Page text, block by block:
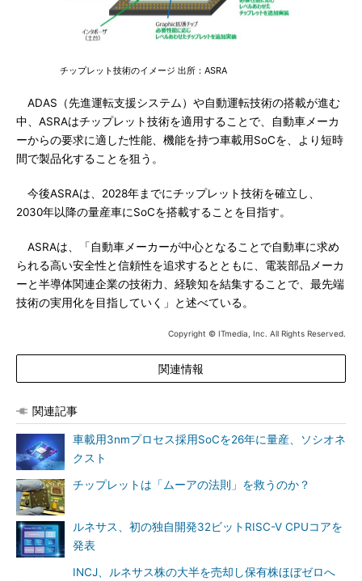
チップレット技術のイメージ 出所：ASRA
ADAS（先進運転支援システム）や自動運転技術の搭載が進む
中、ASRAはチップレット技術を適用することで、自動車メーカ
ーからの要求に適した性能、機能を持つ車載用SoCを、より短時
間で製品化することを狙う。
今後ASRAは、2028年までにチップレット技術を確立し、
2030年以降の量産車にSoCを搭載することを目指す。
ASRAは、「自動車メーカーが中心となることで自動車に求め
られる高い安全性と信頼性を追求するとともに、電装部品メーカ
ーと半導体関連企業の技術力、経験知を結集することで、最先端
技術の実用化を目指していく」と述べている。
Copyright © ITmedia, Inc. All Rights Reserved.
関連情報
関連記事
車載用3nmプロセス採用SoCを26年に量産、ソシオネ
クスト
チップレットは「ムーアの法則」を救うのか？
ルネサス、初の独自開発32ビットRISC-V CPUコアを
発表
INCJ、ルネサス株の大半を売却し保有株ほぼゼロへ